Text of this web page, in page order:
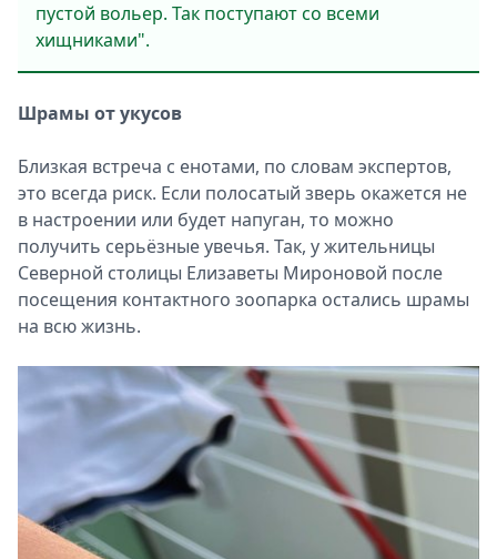
пустой вольер. Так поступают со всеми
хищниками".
Шрамы от укусов
Близкая встреча с енотами, по словам экспертов,
это всегда риск. Если полосатый зверь окажется не
в настроении или будет напуган, то можно
получить серьёзные увечья. Так, у жительницы
Северной столицы Елизаветы Мироновой после
посещения контактного зоопарка остались шрамы
на всю жизнь.